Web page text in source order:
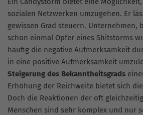
sozialen Netzwerken umzugehen. Er
gewissen Grad steuern. Unternehmen,
schon einmal Opfer eines Shitstorms
häufig die negative Aufmerksamkeit
in eine positive Aufmerksamkeit
Steigerung des Bekanntheitsgrads
Erhöhung der Reichweite bietet sich
Doch die Reaktionen der oft
Menschen sind sehr komplex und nur